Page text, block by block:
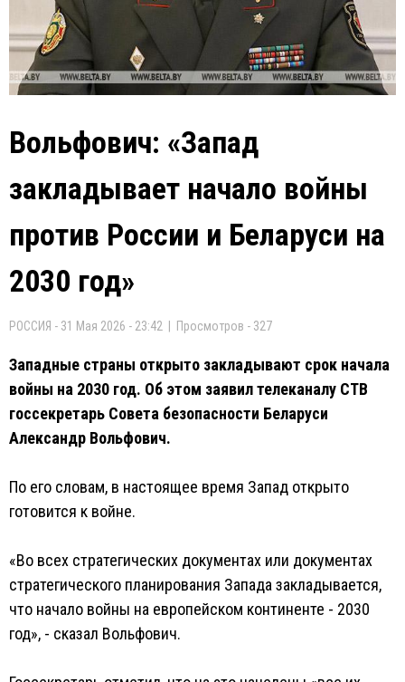
Вольфович: «Запад
закладывает начало войны
против России и Беларуси на
2030 год»
РОССИЯ - 31 Мая 2026 - 23:42 | Просмотров - 327
Западные страны открыто закладывают срок начала
войны на 2030 год. Об этом заявил телеканалу СТВ
госсекретарь Совета безопасности Беларуси
Александр Вольфович.
По его словам, в настоящее время Запад открыто
готовится к войне.
«Во всех стратегических документах или документах
стратегического планирования Запада закладывается,
что начало войны на европейском континенте - 2030
год», - сказал Вольфович.